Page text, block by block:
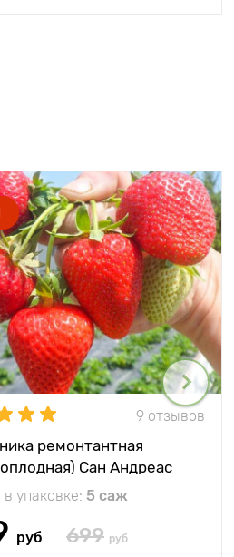
9 отзывов
ремонтантная
Сан Андреас
упаковке: 5 саж
руб 699 руб